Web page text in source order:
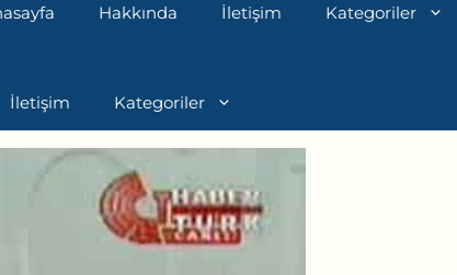
Hakkında İletişim Kategoriler
İletişim Kategoriler